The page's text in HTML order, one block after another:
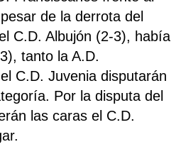
de la derrota del
C.D. Albujón (2-3), había
tanto la A.D.
C.D. Juvenia disputarán
Por la disputa del
las caras el C.D.